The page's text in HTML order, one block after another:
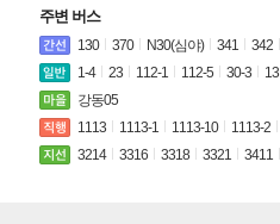
주변 버스
130 370 N30(심야) 341 342
1-4
23 112-1 112-5 30-3 13
강동05
1113
1113-1 1113-10 1113-2
3214
3316 3318 3321 3411